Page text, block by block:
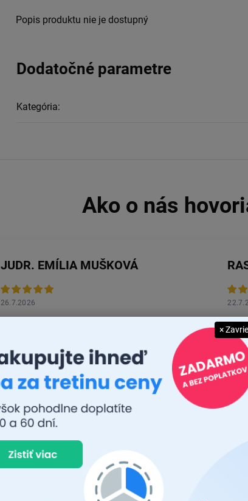
Popis produktu nie je dostupný
Dodatočné parametre
Kategória:
JUDR. EMÍLIA MUŠKOVÁ
26.7.2026
Prvý
MICHAL MAGÁŇ
19.7.2026
Ok
×